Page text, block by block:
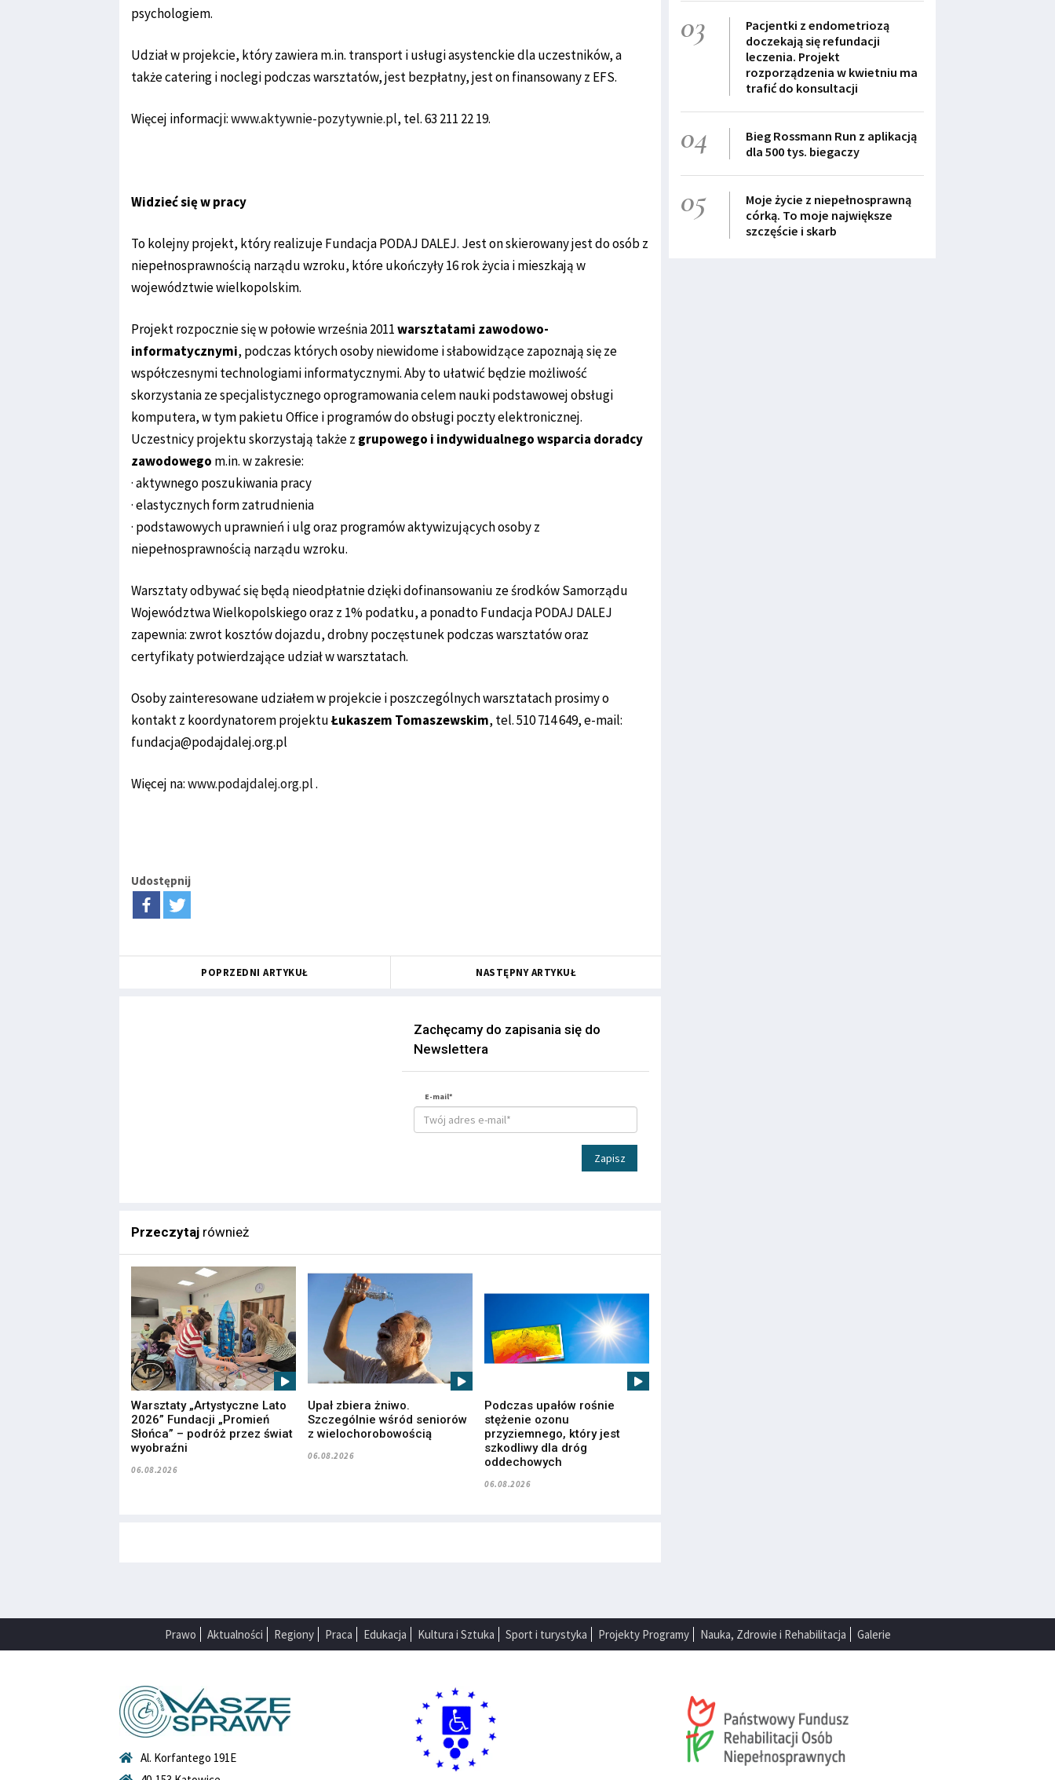
psychologiem.
Udział w projekcie, który zawiera m.in. transport i usługi asystenckie dla uczestników, a
także catering i noclegi podczas warsztatów, jest bezpłatny, jest on finansowany z EFS.
Więcej informacji:www.aktywnie-pozytywnie.pl, tel. 63 211 22 19.
Widzieć się w pracy
To kolejny projekt, który realizuje Fundacja PODAJ DALEJ. Jest on skierowany jest do osób z
niepełnosprawnością narządu wzroku, które ukończyły 16 rok życia i mieszkają w
województwie wielkopolskim.
Projekt rozpocznie się w połowie września 2011warsztatami zawodowo-
informatycznymi, podczas których osoby niewidome i słabowidzące zapoznają się ze
współczesnymi technologiami informatycznymi. Aby to ułatwić będzie możliwość
skorzystania ze specjalistycznego oprogramowania celem nauki podstawowej obsługi
komputera, w tym pakietu Office i programów do obsługi poczty elektronicznej.
Uczestnicy projektu skorzystają także z grupowego i indywidualnego wsparcia doradcy
zawodowego m.in. w zakresie:
· aktywnego poszukiwania pracy
· elastycznych form zatrudnienia
· podstawowych uprawnień i ulg oraz programów aktywizujących osoby z
niepełnosprawnością narządu wzroku.
Warsztaty odbywać się będą nieodpłatnie dzięki dofinansowaniu ze środków Samorządu
Województwa Wielkopolskiego oraz z 1% podatku, a ponadto Fundacja PODAJ DALEJ
zapewnia: zwrot kosztów dojazdu, drobny poczęstunek podczas warsztatów oraz
certyfikaty potwierdzające udział w warsztatach.
Osoby zainteresowane udziałem w projekcie i poszczególnych warsztatach prosimy o
kontakt z koordynatorem projektuŁukaszem Tomaszewskim, tel. 510 714 649, e-mail:
fundacja@podajdalej.org.pl
Więcej na:www.podajdalej.org.pl.
Udostępnij
POPRZEDNI ARTYKUŁ NASTĘPNY ARTYKUŁ
Zachęcamy do zapisania się do
Newslettera
E-mail*
Zapisz
Przeczytaj również
Warsztaty „Artystyczne Lato
2026” Fundacji „Promień
Słońca” – podróż przez świat
wyobraźni
06.08.2026
Upał zbiera żniwo.
Szczególnie wśród seniorów
z wielochorobowością
06.08.2026
Podczas upałów rośnie
stężenie ozonu
przyziemnego, który jest
szkodliwy dla dróg
oddechowych
06.08.2026
03
Pacjentki z endometriozą
doczekają się refundacji
leczenia. Projekt
rozporządzenia w kwietniu ma
trafić do konsultacji
04
Bieg Rossmann Run z aplikacją
dla 500 tys. biegaczy
05
Moje życie z niepełnosprawną
córką. To moje największe
szczęście i skarb
Prawo Aktualności Regiony Praca Edukacja Kultura i Sztuka Sport i turystyka Projekty Programy Nauka, Zdrowie i Rehabilitacja Galerie
Al. Korfantego 191E